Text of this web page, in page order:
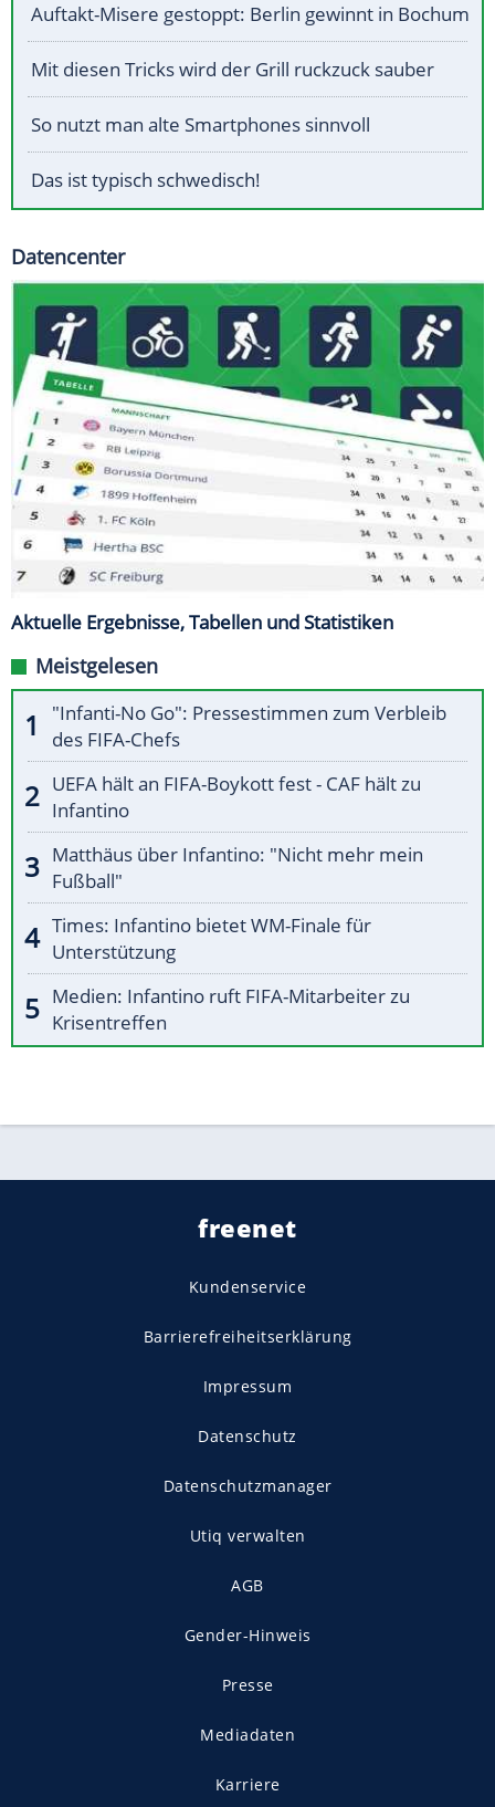
Auftakt-Misere gestoppt: Berlin gewinnt in Bochum
Mit diesen Tricks wird der Grill ruckzuck sauber
So nutzt man alte Smartphones sinnvoll
Das ist typisch schwedisch!
Datencenter
Aktuelle Ergebnisse, Tabellen und Statistiken
Meistgelesen
"Infanti-No Go": Pressestimmen zum Verbleib
des FIFA-Chefs
UEFA hält an FIFA-Boykott fest - CAF hält zu
Infantino
Matthäus über Infantino: "Nicht mehr mein
Fußball"
Times: Infantino bietet WM-Finale für
Unterstützung
Medien: Infantino ruft FIFA-Mitarbeiter zu
Krisentreffen
freenet
Kundenservice
Barrierefreiheitserklärung
Impressum
Datenschutz
Datenschutzmanager
Utiq verwalten
AGB
Gender-Hinweis
Presse
Mediadaten
Karriere